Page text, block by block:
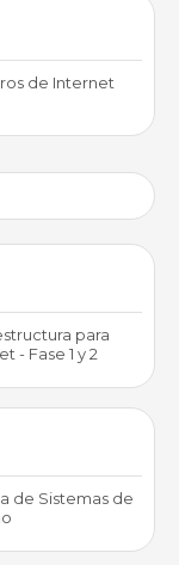
de Internet
para
- Fase 1 y 2
de Sistemas de